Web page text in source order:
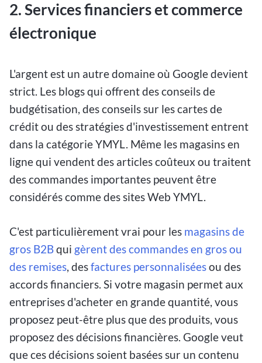
2. Services financiers et commerce
électronique
L'argent est un autre domaine où Google devient
strict. Les blogs qui offrent des conseils de
budgétisation, des conseils sur les cartes de
crédit ou des stratégies d'investissement entrent
dans la catégorie YMYL. Même les magasins en
ligne qui vendent des articles coûteux ou traitent
des commandes importantes peuvent être
considérés comme des sites Web YMYL.
C'est particulièrement vrai pour les magasins de
gros B2Bqui gèrent des commandes en gros ou
des remises, desfactures personnaliséesou des
accords financiers. Si votre magasin permet aux
entreprises d'acheter en grande quantité, vous
proposez peut-être plus que des produits, vous
proposez des décisions financières. Google veut
que ces décisions soient basées sur un contenu